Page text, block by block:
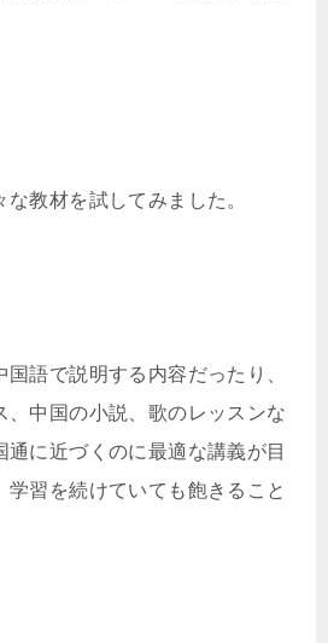
教材を試してみました。
語で説明する内容だったり、
、中国の小説、歌のレッスンな
通に近づくのに最適な講義が目
学習を続けていても飽きること